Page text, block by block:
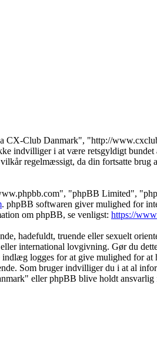
Club Danmark", "http://
indvilliger i at være retsgyldigt
regelmæssigt, da din fortsatte
"phpBB Limited",
. phpBB softwaren giver mulighed for
om phpBB, se venligst: https://
truende eller sexuelt
international lovgivning. Gør du
logges for at give mulighed
Som bruger indvilliger du i at al
eller phpBB blive holdt ansvarlig